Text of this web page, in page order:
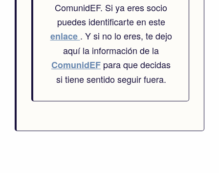
ComunidEF. Si ya eres socio
puedes identificarte en este
enlace . Y si no lo eres, te dejo
aquí la información de la
ComunidEF para que decidas
si tiene sentido seguir fuera.